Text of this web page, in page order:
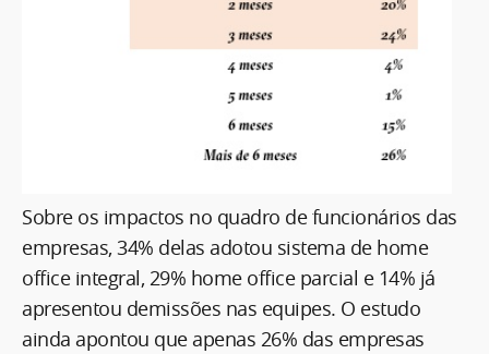
Sobre os impactos no quadro de funcionários das
empresas, 34% delas adotou sistema de home
office integral, 29% home office parcial e 14% já
apresentou demissões nas equipes. O estudo
ainda apontou que apenas 26% das empresas